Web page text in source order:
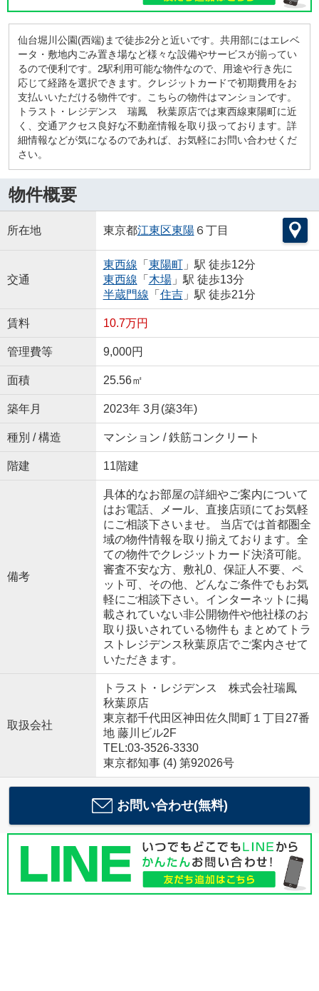
仙台堀川公園(西端)まで徒歩2分と近いです。共用部にはエレベ
ータ・敷地内ごみ置き場など様々な設備やサービスが揃ってい
るので便利です。2駅利用可能な物件なので、用途や行き先に
応じて経路を選択できます。クレジットカードで初期費用をお
支払いいただける物件です。こちらの物件はマンションです。
トラスト・レジデンス 瑞鳳 秋葉原店では東西線東陽町に近
く、交通アクセス良好な不動産情報を取り扱っております。詳
細情報などが気になるのであれば、お気軽にお問い合わせくだ
さい。
物件概要
所在地 東京都江東区東陽６丁目
交通
東西線 「 東陽町」駅 徒歩12分
東西線 「 木場」駅 徒歩13分
半蔵門線 「 住吉」駅 徒歩21分
賃料 10.7万円
管理費等 9,000円
面積 25.56㎡
築年月 2023年 3月(築3年)
種別 / 構造 マンション / 鉄筋コンクリート
階建 11階建
備考
具体的なお部屋の詳細やご案内について
はお電話、メール、直接店頭にてお気軽
にご相談下さいませ。 当店では首都圏全
域の物件情報を取り揃えております。全
ての物件でクレジットカード決済可能。
審査不安な方、敷礼0、保証人不要、ペ
ット可、その他、どんなご条件でもお気
軽にご相談下さい。インターネットに掲
載されていない非公開物件や他社様のお
取り扱いされている物件も まとめてトラ
ストレジデンス秋葉原店でご案内させて
いただきます。
取扱会社
トラスト・レジデンス 株式会社瑞鳳
秋葉原店
東京都千代田区神田佐久間町１丁目27番
地 藤川ビル2F
TEL:03-3526-3330
東京都知事 (4) 第92026号
お問い合わせ(無料)